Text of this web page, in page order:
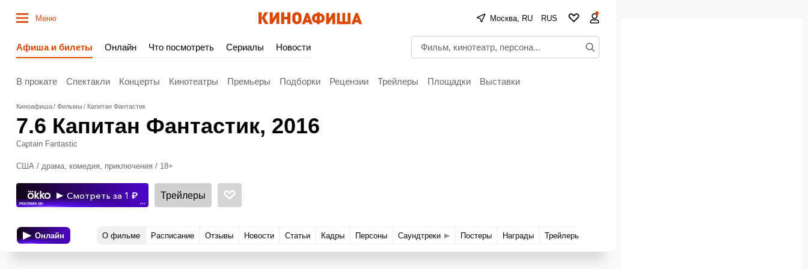
Меню Москва, RU RUS
Афиша и билеты Онлайн Что посмотреть Сериалы Новости
В прокате Спектакли Концерты Кинотеатры Премьеры Подборки Рецензии Трейлеры Площадки Выставки
Киноафиша Фильмы Капитан Фантастик
7.6 Капитан Фантастик, 2016
Captain Fantastic
США / драма, комедия, приключения / 18+
РЕКЛАМА 18+ •••
Смотреть за 1 Трейлеры
Онлайн О фильме Расписание Отзывы Новости Статьи Кадры Персоны Саундтреки Постеры Награды Трейлеры